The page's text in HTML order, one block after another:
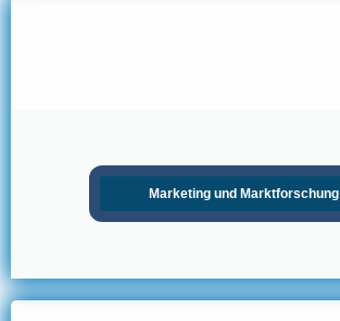
Marketing und Marktforschung